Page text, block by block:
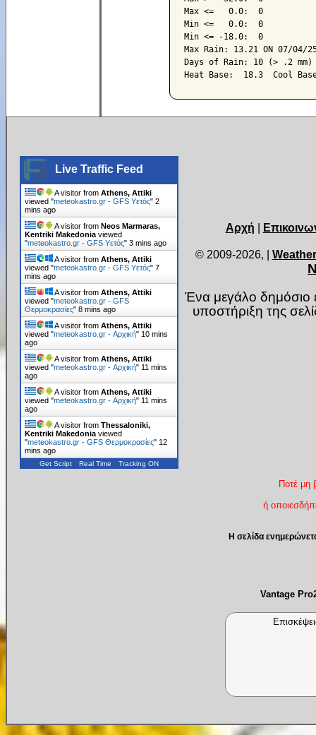
Max <=   0.0:  0
Min <=   0.0:  0
Min <= -18.0:  0
Max Rain: 13.21 ON 07/04/
Days of Rain: 10 (> .2 mm)
Live Traffic Feed
A visitor fromAthens, Attiki
viewed "meteokastro.gr - GFS Υετός"2
mins ago
A visitor fromNeos Marmaras,
Kentriki Makedonia viewed
"meteokastro.gr - GFS Υετός"3 mins ago
A visitor fromAthens, Attiki
viewed "meteokastro.gr - GFS Υετός"8
mins ago
A visitor fromAthens, Attiki
viewed "meteokastro.gr - GFS
Θερμοκρασίες"8 mins ago
A visitor fromAthens, Attiki
viewed "meteokastro.gr - Αρχική" 10 mins
ago
A visitor fromAthens, Attiki
viewed "meteokastro.gr - Αρχική" 11 mins
ago
A visitor fromAthens, Attiki
viewed "meteokastro.gr - Αρχική" 11 mins
ago
A visitor fromThessaloniki,
Kentriki Makedonia viewed
"meteokastro.gr - GFS Θερμοκρασίες" 12
mins ago
Get Script Real Time Tracking ON
Αρχή |
© 2009-2026, |
Ένα μεγάλο δημόσιο
υποστήριξη της
Ποτέ μη
ή
Η σελίδα
Vantage